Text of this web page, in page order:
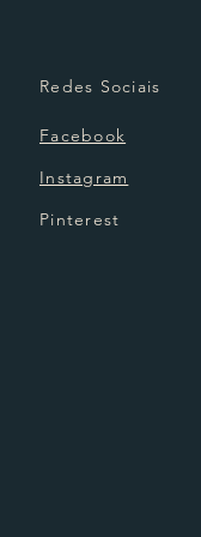
Redes Sociais
Facebook
Instagram
Pinterest